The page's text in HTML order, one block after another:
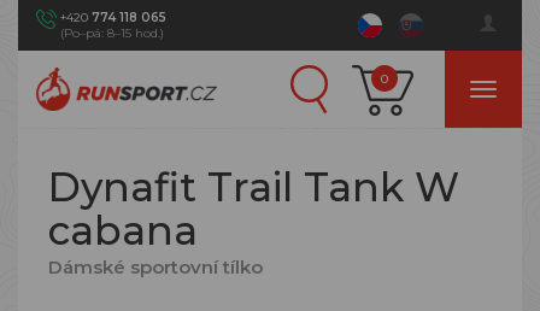
+420 774 118 065
(Po–pá: 8–15 hod.)
0
Dynafit Trail Tank W
cabana
Dámské sportovní tílko